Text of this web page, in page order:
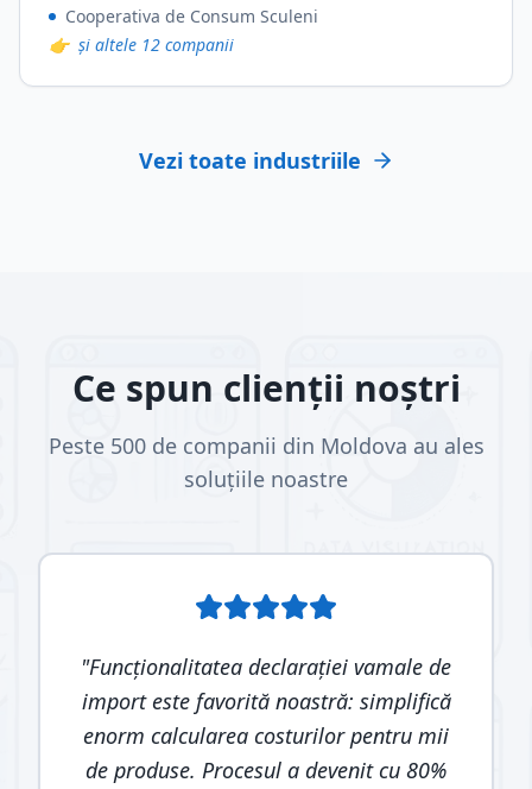
Cooperativa de Consum Sculeni
👉 și altele 12 companii
Vezi toate industriile
Ce spun clienții noștri
Peste 500 de companii din Moldova au ales
soluțiile noastre
"Funcționalitatea declarației vamale de
import este favorită noastră: simplifică
enorm calcularea costurilor pentru mii
de produse. Procesul a devenit cu 80%